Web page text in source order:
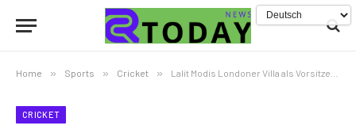
Home » Sports » Cricket » Lalit Modis Londoner Villa als Vorsitzender der IPL
CRICKET